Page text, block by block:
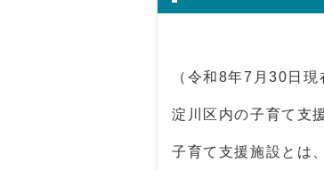
（令和8年7月30日現
淀川区内の子育て支
子育て支援施設とは